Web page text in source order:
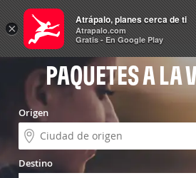
Vuelo+Hotel
PAQUETES A LA
Origen
Destino
×
Atrápalo, planes cerca de ti
Atrapalo.com
Gratis - En Google Play